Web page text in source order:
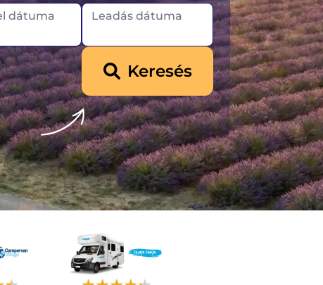
dátuma Leadás dátuma
Keresés